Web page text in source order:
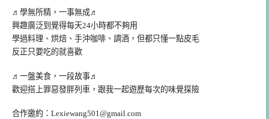
♬學無所精，一事無成♬
興趣廣泛到覺得每天24小時都不夠用
學過料理、烘焙、手沖咖啡、調酒，但都只懂一點皮毛
反正只要吃的就喜歡
♬一盤美食，一段故事♬
歡迎搭上罪惡發胖列車，跟我一起遊歷每次的味覺探險
合作邀約： Lexiewang501@gmail.com